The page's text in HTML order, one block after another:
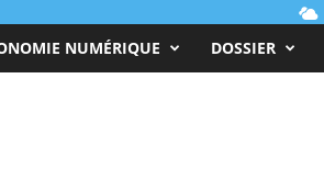
NUMÉRIQUE DOSSIER